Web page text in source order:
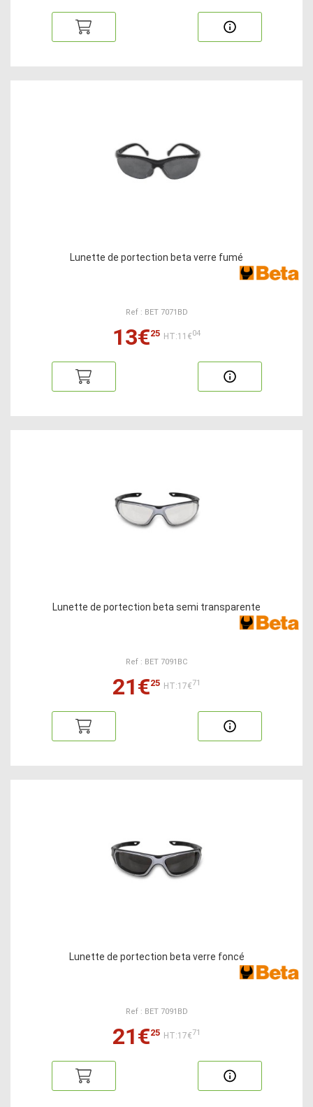
Lunette de portection beta verre fumé
Ref : BET 7071BD
13€25 HT:11€04
Lunette de portection beta semi transparente
Ref : BET 7091BC
21€25 HT:17€71
Lunette de portection beta verre foncé
Ref : BET 7091BD
21€25 HT:17€71